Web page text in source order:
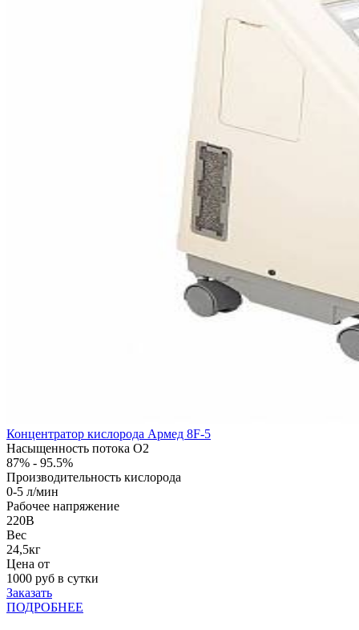
Концентратор кислорода Армед 8F-5
Насыщенность потока О2
87% - 95.5%
Производительность кислорода
0-5 л/мин
Рабочее напряжение
220В
Вес
24,5кг
Цена от
1000 руб в сутки
Заказать
ПОДРОБНЕЕ